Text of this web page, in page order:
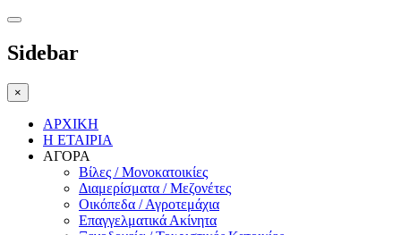
Sidebar
×
ΑΡΧΙΚΗ
Η ΕΤΑΙΡΙΑ
ΑΓΟΡΑ
Βίλες / Μονοκατοικίες
Διαμερίσματα / Μεζονέτες
Οικόπεδα / Αγροτεμάχια
Επαγγελματικά Ακίνητα